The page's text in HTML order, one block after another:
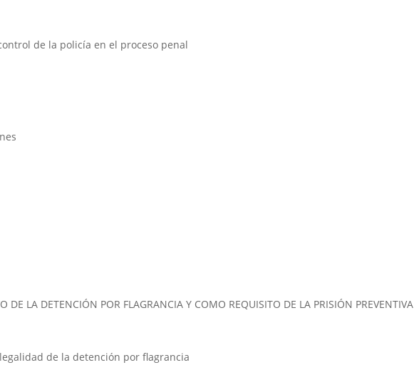
de la policía en el proceso penal
DE LA DETENCIÓN POR FLAGRANCIA Y COMO REQUISITO DE LA PRISIÓN PREVENTIVA
de la detención por flagrancia